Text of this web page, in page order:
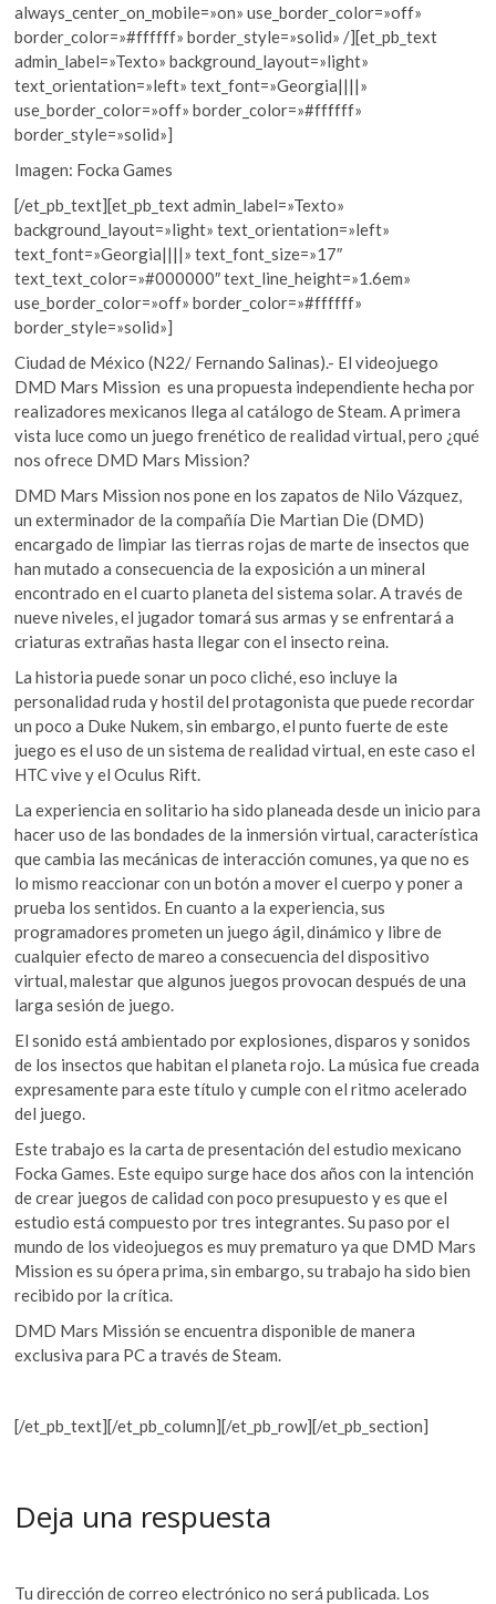
always_center_on_mobile=»on» use_border_color=»off»
border_color=»#ffffff» border_style=»solid» /][et_pb_text
admin_label=»Texto» background_layout=»light»
text_orientation=»left» text_font=»Georgia||||»
use_border_color=»off» border_color=»#ffffff»
border_style=»solid»]
Imagen: Focka Games
[/et_pb_text][et_pb_text admin_label=»Texto»
background_layout=»light» text_orientation=»left»
text_font=»Georgia||||» text_font_size=»17″
text_text_color=»#000000″ text_line_height=»1.6em»
use_border_color=»off» border_color=»#ffffff»
border_style=»solid»]
Ciudad de México (N22/ Fernando Salinas).- El videojuego
DMD Mars Mission es una propuesta independiente hecha por
realizadores mexicanos llega al catálogo de Steam. A primera
vista luce como un juego frenético de realidad virtual, pero ¿qué
nos ofrece DMD Mars Mission?
DMD Mars Mission nos pone en los zapatos de Nilo Vázquez,
un exterminador de la compañía Die Martian Die (DMD)
encargado de limpiar las tierras rojas de marte de insectos que
han mutado a consecuencia de la exposición a un mineral
encontrado en el cuarto planeta del sistema solar. A través de
nueve niveles, el jugador tomará sus armas y se enfrentará a
criaturas extrañas hasta llegar con el insecto reina.
La historia puede sonar un poco cliché, eso incluye la
personalidad ruda y hostil del protagonista que puede recordar
un poco a Duke Nukem, sin embargo, el punto fuerte de este
juego es el uso de un sistema de realidad virtual, en este caso el
HTC vive y el Oculus Rift.
La experiencia en solitario ha sido planeada desde un inicio para
hacer uso de las bondades de la inmersión virtual, característica
que cambia las mecánicas de interacción comunes, ya que no es
lo mismo reaccionar con un botón a mover el cuerpo y poner a
prueba los sentidos. En cuanto a la experiencia, sus
programadores prometen un juego ágil, dinámico y libre de
cualquier efecto de mareo a consecuencia del dispositivo
virtual, malestar que algunos juegos provocan después de una
larga sesión de juego.
El sonido está ambientado por explosiones, disparos y sonidos
de los insectos que habitan el planeta rojo. La música fue creada
expresamente para este título y cumple con el ritmo acelerado
del juego.
Este trabajo es la carta de presentación del estudio mexicano
Focka Games. Este equipo surge hace dos años con la intención
de crear juegos de calidad con poco presupuesto y es que el
estudio está compuesto por tres integrantes. Su paso por el
mundo de los videojuegos es muy prematuro ya que DMD Mars
Mission es su ópera prima, sin embargo, su trabajo ha sido bien
recibido por la crítica.
DMD Mars Missión se encuentra disponible de manera
exclusiva para PC a través de Steam.
[/et_pb_text][/et_pb_column][/et_pb_row][/et_pb_section]
Deja una respuesta
Tu dirección de correo electrónico no será publicada. Los